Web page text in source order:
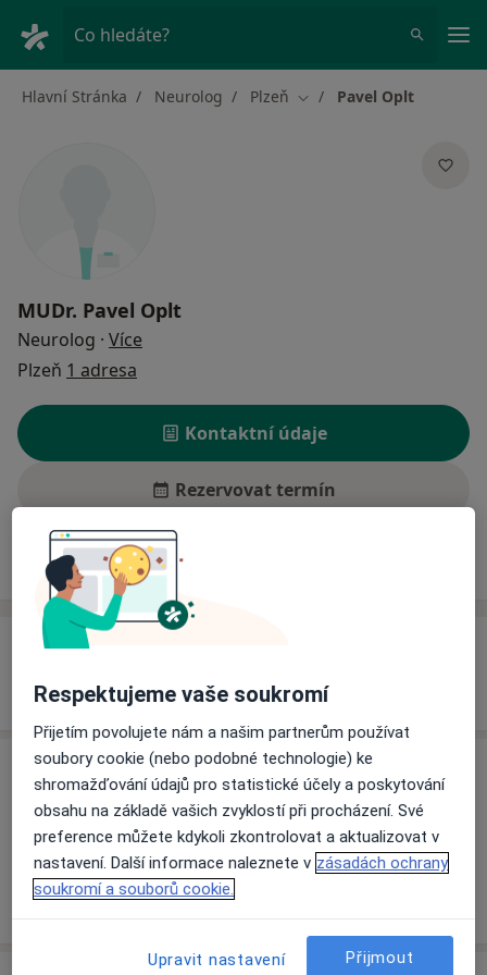
Co hledáte?
Hlavní Stránka Neurolog Plzeň Změna města
Pavel Oplt
MUDr. Pavel Oplt
Neurolog · Více
Plzeň 1 adresa
Kontaktní údaje
Rezervovat termín
Zkušenosti Ceník
Zkušenosti
494 531 544
Ceník
Informace o službách a cenách nejsou k dispozici
Tento specialista ještě nepřidával žádné informace o
svých službách.
Respektujeme vaše soukromí
Přijetím povolujete nám a našim partnerům používat
soubory cookie (nebo podobné technologie) ke
shromažďování údajů pro statistické účely a poskytování
obsahu na základě vašich zvyklostí při procházení. Své
preference můžete kdykoli zkontrolovat a aktualizovat v
nastavení. Další informace naleznete v zásadách ochrany
soukromí a souborů cookie.
Upravit nastavení Přijmout